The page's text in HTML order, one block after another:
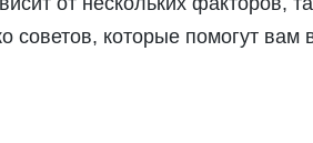
советов, которые помогут